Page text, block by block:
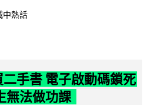
中熱話
手書 電子啟動碼鎖死
無法做功課